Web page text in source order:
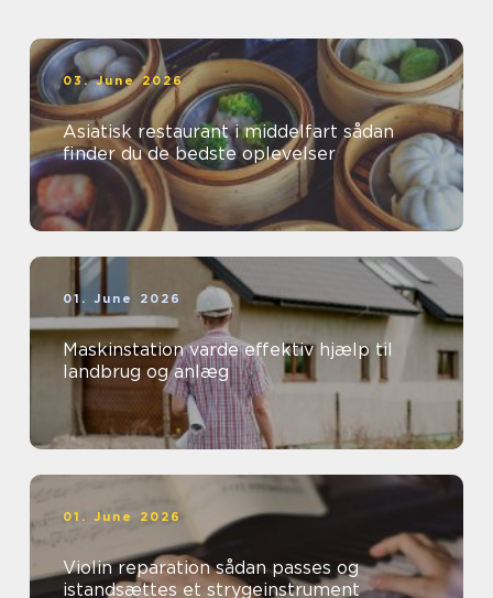
03. June 2026
Asiatisk restaurant i middelfart sådan
finder du de bedste oplevelser
01. June 2026
Maskinstation varde effektiv hjælp til
landbrug og anlæg
01. June 2026
Violin reparation sådan passes og
istandsættes et strygeinstrument